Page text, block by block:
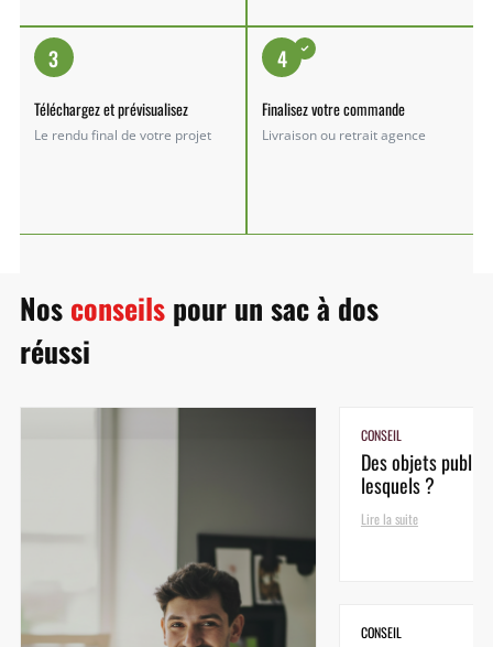
3
Téléchargez et prévisualisez
Le rendu final de votre projet
4
Finalisez votre commande
Livraison ou retrait agence
Nosconseilspour un sac à dos
réussi
CONSEIL
Des objets
lesquels ?
Lire la suite
CONSEIL